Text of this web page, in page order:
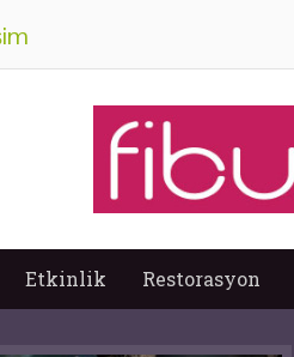
Etkinlik Restorasyon